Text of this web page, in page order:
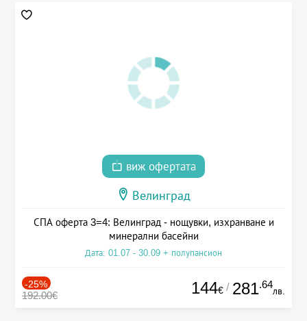
виж офертата
Велинград
СПА оферта 3=4: Велинград - нощувки, изхранване и
минерални басейни
Дата: 01.07 - 30.09 + полупансион
-25%
192.00€ 144€ / 281.64
лв.